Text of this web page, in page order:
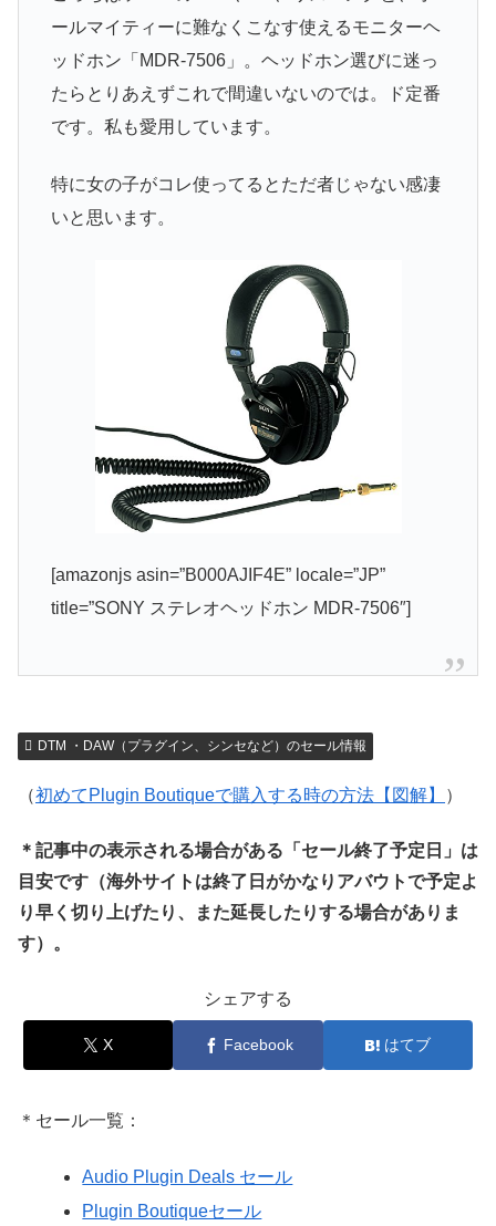
ールマイティーに難なくこなす使えるモニターヘ
ッドホン「MDR-7506」。ヘッドホン選びに迷っ
たらとりあえずこれで間違いないのでは。ド定番
です。私も愛用しています。
特に女の子がコレ使ってるとただ者じゃない感凄
いと思います。
[amazonjs asin=”B000AJIF4E” locale=”JP”
title=”SONY ステレオヘッドホン MDR-7506″]
DTM ・DAW（プラグイン、シンセなど）のセール情報
（初めてPlugin Boutiqueで購入する時の方法【図解】 ）
＊記事中の表示される場合がある「セール終了予定日」は
目安です（海外サイトは終了日がかなりアバウトで予定よ
り早く切り上げたり、また延長したりする場合がありま
す）。
シェアする
X Facebook はてブ
＊セール一覧：
Audio Plugin Deals セール
Plugin Boutiqueセール